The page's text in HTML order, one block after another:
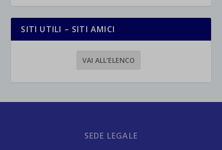
SITI UTILI – SITI AMICI
VAI ALL’ELENCO
SEDE LEGALE